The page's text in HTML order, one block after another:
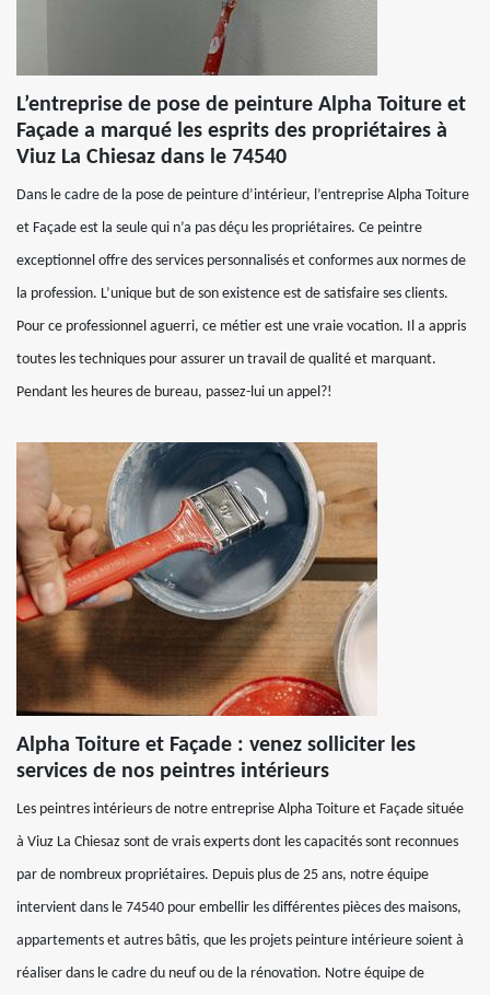
L’entreprise de pose de peinture Alpha Toiture et
Façade a marqué les esprits des propriétaires à
Viuz La Chiesaz dans le 74540
Dans le cadre de la pose de peinture d’intérieur, l’entreprise Alpha Toiture
et Façade est la seule qui n’a pas déçu les propriétaires. Ce peintre
exceptionnel offre des services personnalisés et conformes aux normes de
la profession. L’unique but de son existence est de satisfaire ses clients.
Pour ce professionnel aguerri, ce métier est une vraie vocation. Il a appris
toutes les techniques pour assurer un travail de qualité et marquant.
Pendant les heures de bureau, passez-lui un appel?!
Alpha Toiture et Façade : venez solliciter les
services de nos peintres intérieurs
Les peintres intérieurs de notre entreprise Alpha Toiture et Façade située
à Viuz La Chiesaz sont de vrais experts dont les capacités sont reconnues
par de nombreux propriétaires. Depuis plus de 25 ans, notre équipe
intervient dans le 74540 pour embellir les différentes pièces des maisons,
appartements et autres bâtis, que les projets peinture intérieure soient à
réaliser dans le cadre du neuf ou de la rénovation. Notre équipe de